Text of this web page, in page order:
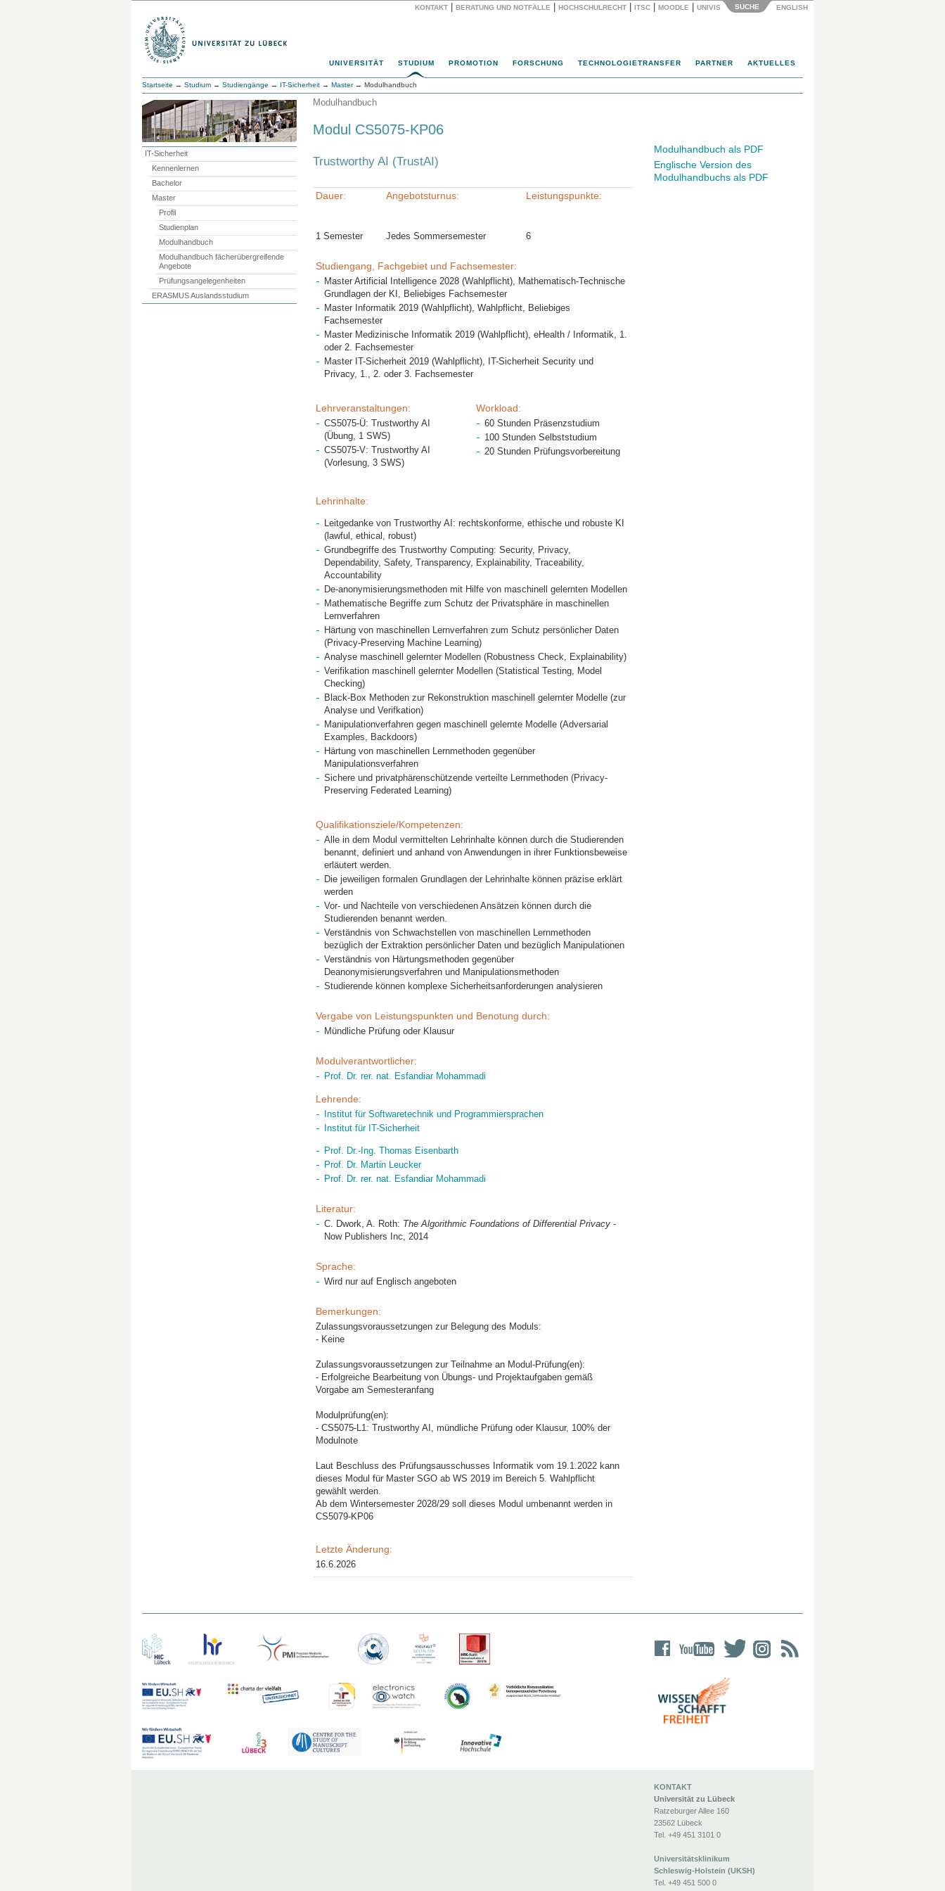
KONTAKT BERATUNG UND NOTFÄLLE HOCHSCHULRECHT ITSC MOODLE UNIVIS SUCHE ENGLISH
UNIVERSITÄT STUDIUM PROMOTION FORSCHUNG TECHNOLOGIETRANSFER PARTNER AKTUELLES
Startseite → Studium → Studiengänge → IT-Sicherheit → Master→ Modulhandbuch
IT-Sicherheit
Kennenlernen
Bachelor
Master
Profil
Studienplan
Modulhandbuch
Modulhandbuch fächerübergreifende
Angebote
Prüfungsangelegenheiten
ERASMUS Auslandsstudium
Modulhandbuch
Modul CS5075-KP06
Trustworthy AI (TrustAI)
Dauer:
1 Semester
Angebotsturnus:
Jedes Sommersemester
Leistungspunkte:
6
Studiengang, Fachgebiet und Fachsemester:
Master Artificial Intelligence 2028 (Wahlpflicht), Mathematisch-Technische
Grundlagen der KI, Beliebiges Fachsemester
Master Informatik 2019 (Wahlpflicht), Wahlpflicht, Beliebiges
Fachsemester
Master Medizinische Informatik 2019 (Wahlpflicht), eHealth / Informatik, 1.
oder 2. Fachsemester
Master IT-Sicherheit 2019 (Wahlpflicht), IT-Sicherheit Security und
Privacy, 1., 2. oder 3. Fachsemester
Lehrveranstaltungen:
CS5075-Ü: Trustworthy AI
(Übung, 1 SWS)
CS5075-V: Trustworthy AI
(Vorlesung, 3 SWS)
Workload:
60 Stunden Präsenzstudium
100 Stunden Selbststudium
20 Stunden Prüfungsvorbereitung
Lehrinhalte:
Leitgedanke von Trustworthy AI: rechtskonforme, ethische und robuste KI
(lawful, ethical, robust)
Grundbegriffe des Trustworthy Computing: Security, Privacy,
Dependability, Safety, Transparency, Explainability, Traceability,
Accountability
De-anonymisierungsmethoden mit Hilfe von maschinell gelernten Modellen
Mathematische Begriffe zum Schutz der Privatsphäre in maschinellen
Lernverfahren
Härtung von maschinellen Lernverfahren zum Schutz persönlicher Daten
(Privacy-Preserving Machine Learning)
Analyse maschinell gelernter Modellen (Robustness Check, Explainability)
Verifikation maschinell gelernter Modellen (Statistical Testing, Model
Checking)
Black-Box Methoden zur Rekonstruktion maschinell gelernter Modelle (zur
Analyse und Verifkation)
Manipulationverfahren gegen maschinell gelernte Modelle (Adversarial
Examples, Backdoors)
Härtung von maschinellen Lernmethoden gegenüber
Manipulationsverfahren
Sichere und privatphärenschützende verteilte Lernmethoden (Privacy-
Preserving Federated Learning)
Qualifikationsziele/Kompetenzen:
Alle in dem Modul vermittelten Lehrinhalte können durch die Studierenden
benannt, definiert und anhand von Anwendungen in ihrer Funktionsbeweise
erläutert werden.
Die jeweiligen formalen Grundlagen der Lehrinhalte können präzise erklärt
werden
Vor- und Nachteile von verschiedenen Ansätzen können durch die
Studierenden benannt werden.
Verständnis von Schwachstellen von maschinellen Lernmethoden
bezüglich der Extraktion persönlicher Daten und bezüglich Manipulationen
Verständnis von Härtungsmethoden gegenüber
Deanonymisierungsverfahren und Manipulationsmethoden
Studierende können komplexe Sicherheitsanforderungen analysieren
Vergabe von Leistungspunkten und Benotung durch:
Mündliche Prüfung oder Klausur
Modulverantwortlicher:
Prof. Dr. rer. nat. Esfandiar Mohammadi
Lehrende:
Institut für Softwaretechnik und Programmiersprachen
Institut für IT-Sicherheit
Prof. Dr.-Ing. Thomas Eisenbarth
Prof. Dr. Martin Leucker
Prof. Dr. rer. nat. Esfandiar Mohammadi
Literatur:
C. Dwork, A. Roth: The Algorithmic Foundations of Differential Privacy-
Now Publishers Inc, 2014
Sprache:
Wird nur auf Englisch angeboten
Bemerkungen:
Zulassungsvoraussetzungen zur Belegung des Moduls:
- Keine
Zulassungsvoraussetzungen zur Teilnahme an Modul-Prüfung(en):
- Erfolgreiche Bearbeitung von Übungs- und Projektaufgaben gemäß
Vorgabe am Semesteranfang
Modulprüfung(en):
- CS5075-L1: Trustworthy AI, mündliche Prüfung oder Klausur, 100% der
Modulnote
Laut Beschluss des Prüfungsausschusses Informatik vom 19.1.2022 kann
dieses Modul für Master SGO ab WS 2019 im Bereich 5. Wahlpflicht
gewählt werden.
Ab dem Wintersemester 2028/29 soll dieses Modul umbenannt werden in
CS5079-KP06
Letzte Änderung:
16.6.2026
Modulhandbuch als PDF
Englische Version des
Modulhandbuchs als PDF
KONTAKT
Universität zu Lübeck
Ratzeburger Allee 160
23562 Lübeck
Tel. +49 451 3101 0
Universitätsklinikum
Schleswig-Holstein (UKSH)
Tel. +49 451 500 0